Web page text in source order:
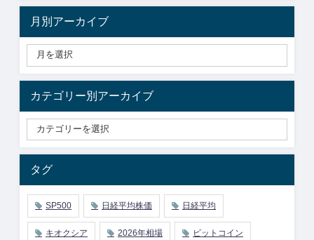
月別アーカイブ
カテゴリー別アーカイブ
タグ
SP500 日経平均株価 日経平均
キオクシア 2026年相場 ビットコイン